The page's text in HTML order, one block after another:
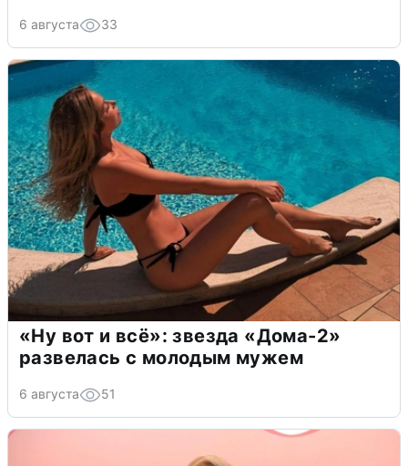
6 августа 33
«Ну вот и всё»: звезда «Дома-2»
развелась с молодым мужем
6 августа 51